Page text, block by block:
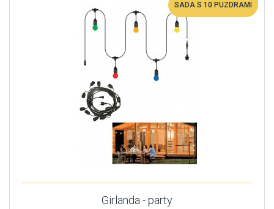
SADA S 10 PUZDRAMI
Girlanda - party